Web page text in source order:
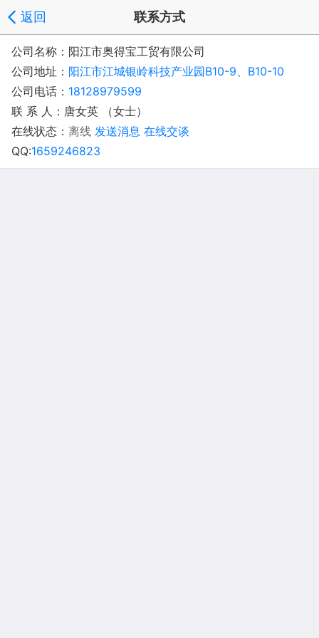
返回 联系方式
公司名称：阳江市奥得宝工贸有限公司
公司地址： 阳江市江城银岭科技产业园B10-9、B10-10
公司电话： 18128979599
联 系 人：唐女英 （女士）
在线状态： 离线 发送消息 在线交谈
QQ:1659246823